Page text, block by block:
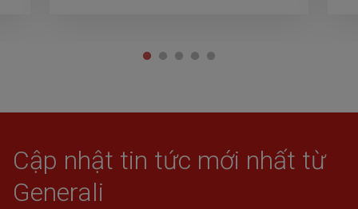
Cập nhật tin tức mới nhất từ
Generali